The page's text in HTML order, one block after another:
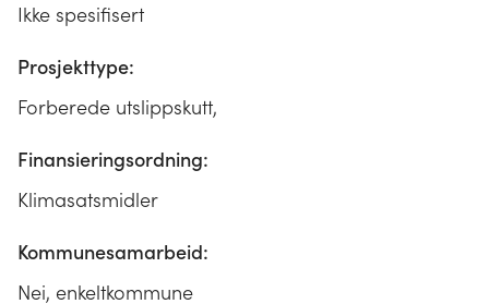
Ikke spesifisert
Prosjekttype:
Forberede utslippskutt,
Finansieringsordning:
Klimasatsmidler
Kommunesamarbeid:
Nei, enkeltkommune